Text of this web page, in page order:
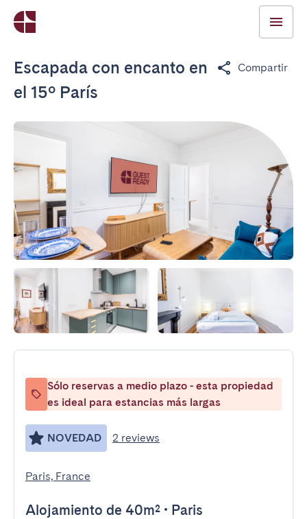
Escapada con encanto en
el 15º París
Compartir
Sólo reservas a medio plazo - esta propiedad
es ideal para estancias más largas
NOVEDAD 2 reviews
Paris, France
Alojamiento de 40m² • Paris